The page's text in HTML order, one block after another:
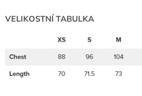
VELIKOSTNÍ TABULKA